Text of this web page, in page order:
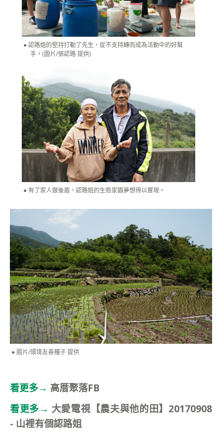
認路姐的堅持打動了先生，從不支持轉而成為活動中的好幫
手。(圖片/張認路 提供)
有了家人做後盾，認路姐的生態家園夢想得以實現。
圖片/環境友善種子 提供
看更多→ 高厝聚落FB
看更多→ 大愛電視【農夫與他的田】20170908
- 山裡有個認路姐